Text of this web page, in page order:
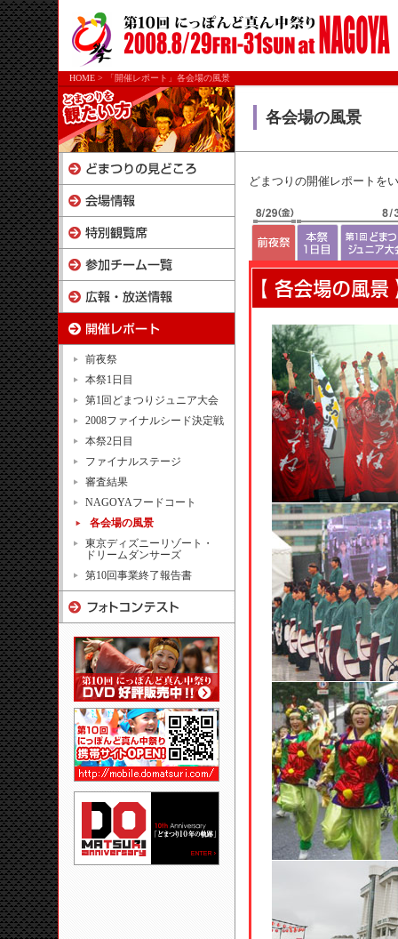
HOME > 「開催レポート」各会場の風景
各会場の風景
どまつりの開催レポートを
前夜祭
本祭1日目
第1回どまつりジュニア大会
2008ファイナルシード決定戦
本祭2日目
ファイナルステージ
審査結果
NAGOYAフードコート
各会場の風景
東京ディズニーリゾート・
ドリームダンサーズ
第10回事業終了報告書